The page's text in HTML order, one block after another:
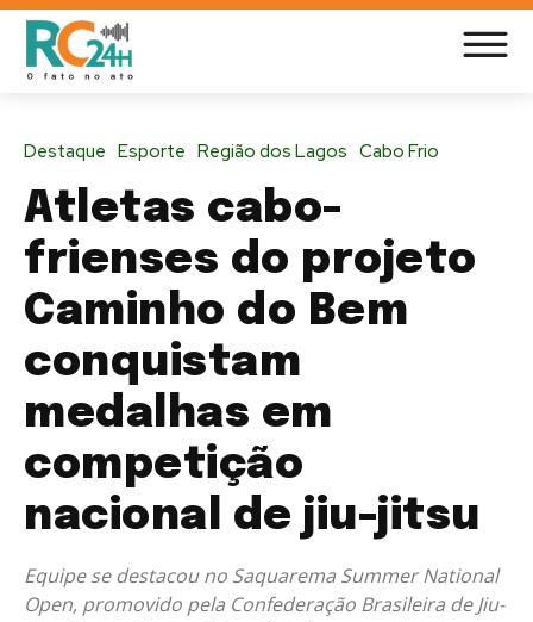
Destaque Esporte Região dos Lagos Cabo Frio
Atletas cabo-
frienses do projeto
Caminho do Bem
conquistam
medalhas em
competição
nacional de jiu-jitsu
Equipe se destacou no Saquarema Summer National
Open, promovido pela Confederação Brasileira de Jiu-